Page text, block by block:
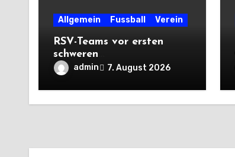
Allgemein Fussball Verein
RSV-Teams vor ersten
schweren
Auswärtsprüfungen der
Saison
admin 7. August 2026